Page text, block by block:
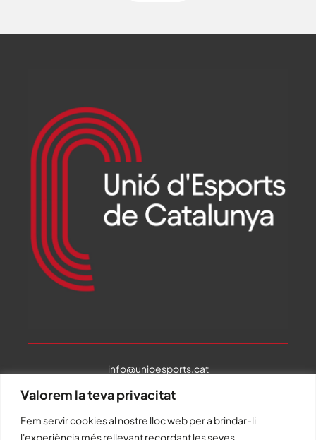
Valorem la teva privacitat
Fem servir cookies al nostre lloc web per a brindar-li
l'experiència més rellevant recordant les seves
info@unioesports.cat
934874575
Rambla Catalunya 81, pral
08008 Barcelona